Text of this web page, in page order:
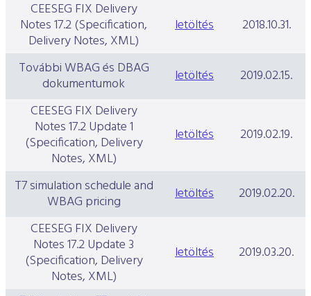
CEESEG FIX Delivery
Notes 17.2 (Specification,
Delivery Notes, XML)
letöltés 2018.10.31.
További WBAG és DBAG
dokumentumok letöltés
2019.02.15.
CEESEG FIX Delivery
Notes 17.2 Update 1
(Specification, Delivery
Notes, XML)
letöltés 2019.02.19.
T7 simulation schedule and
WBAG pricing letöltés
2019.02.20.
CEESEG FIX Delivery
Notes 17.2 Update 3
(Specification, Delivery
Notes, XML)
letöltés 2019.03.20.